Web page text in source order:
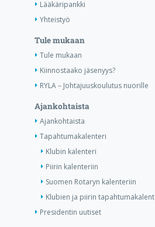
Lääkäripankki
Yhteistyö
Tule mukaan
Tule mukaan
Kiinnostaako jäsenyys?
RYLA – Johtajuuskoulutus nuorille
Ajankohtaista
Ajankohtaista
Tapahtumakalenteri
Klubin kalenteri
Piirin kalenteriin
Suomen Rotaryn kalenteriin
Klubien ja piirin
Presidentin uutiset